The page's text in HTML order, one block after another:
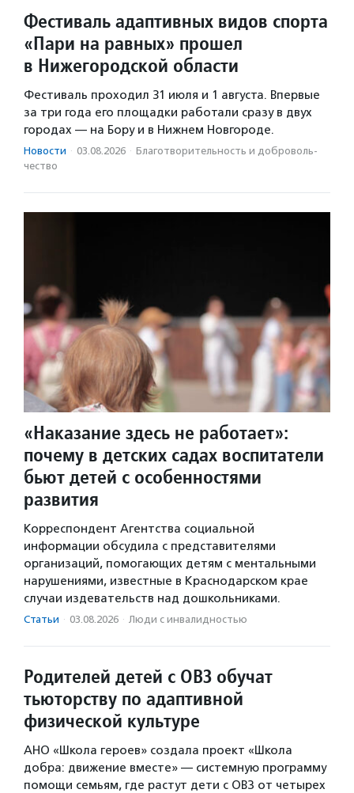
Фестиваль адаптивных видов спорта
«Пари на равных» прошел
в Нижегородской области
Фестиваль проходил 31 июля и 1 августа. Впервые
за три года его площадки работали сразу в двух
городах — на Бору и в Нижнем Новгороде.
Новости · 03.08.2026 · Благотвори­тель­ность и доброволь­
чест­во
«Наказание здесь не работает»:
почему в детских садах воспитатели
бьют детей с особенностями
развития
Корреспондент Агентства социальной
информации обсудила с представителями
организаций, помогающих детям с ментальными
нарушениями, известные в Краснодарском крае
случаи издевательств над дошкольниками.
Статьи · 03.08.2026 · Люди с инвалидностью
Родителей детей с ОВЗ обучат
тьюторству по адаптивной
физической культуре
АНО «Школа героев» создала проект «Школа
добра: движение вместе» — системную программу
помощи семьям, где растут дети с ОВЗ от четырех